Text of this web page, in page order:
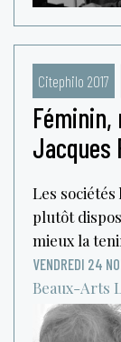
Citephilo 2017
Jacques
Les
plutôt
mieux la
VENDREDI 24
Beaux-Arts